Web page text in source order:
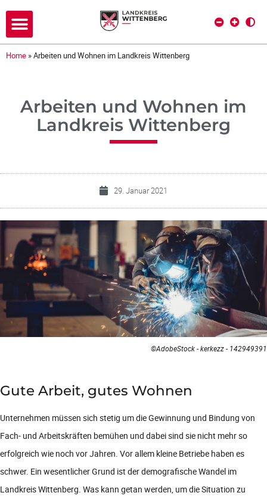
Home »Arbeiten und Wohnen im Landkreis Wittenberg
Arbeiten und Wohnen im
Landkreis Wittenberg
29. Januar 2021
©AdobeStock - kerkezz - 142949391
Gute Arbeit, gutes Wohnen
Unternehmen müssen sich stetig um die Gewinnung und Bindung von
Fach- und Arbeitskräften bemühen und dabei sind sie nicht mehr so
erfolgreich wie noch vor Jahren. Vor allem kleine Betriebe haben es
schwer. Ein wesentlicher Grund ist der demografische Wandel im
Landkreis Wittenberg. Was kann getan werden, um die Situation zu